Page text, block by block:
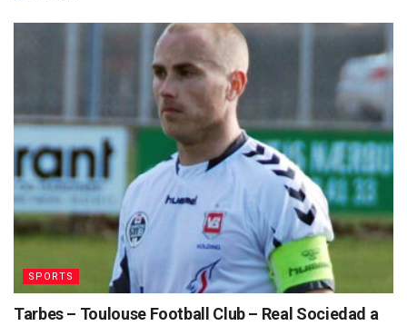
SPORTS
Tarbes – Toulouse Football Club – Real Sociedad a